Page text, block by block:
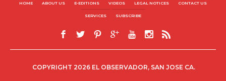
HOME ABOUT US E-EDITIONS VIDEOS LEGAL NOTICES CONTACT US
SERVICES SUBSCRIBE
COPYRIGHT 2026 EL OBSERVADOR, SAN JOSE CA.